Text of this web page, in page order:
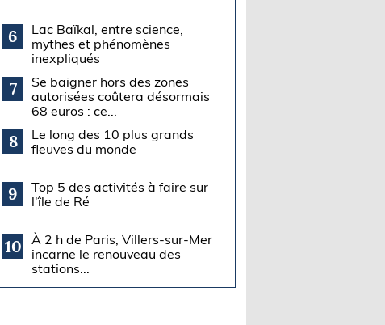
6
Lac Baïkal, entre science,
mythes et phénomènes
inexpliqués
7
Se baigner hors des zones
autorisées coûtera désormais
68 euros : ce...
8
Le long des 10 plus grands
fleuves du monde
9
Top 5 des activités à faire sur
l'île de Ré
10
À 2 h de Paris, Villers-sur-Mer
incarne le renouveau des
stations...